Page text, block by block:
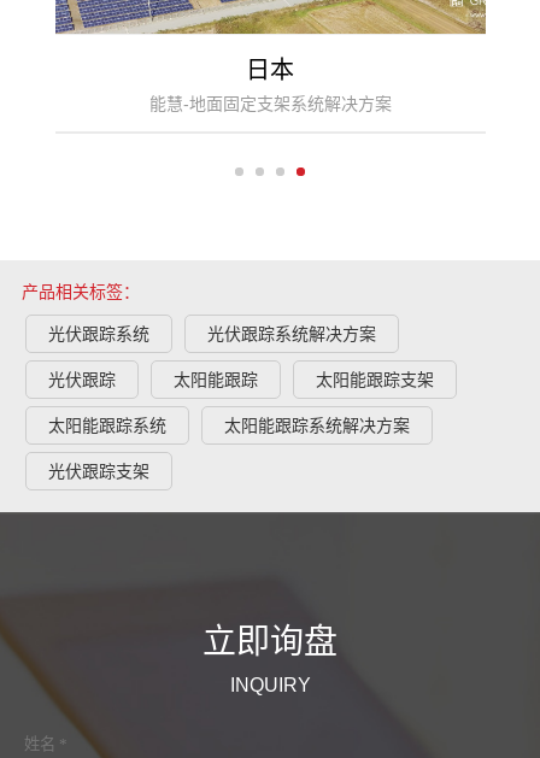
日本
能慧-地面固定支架系统解决方案
产品相关标签：
光伏跟踪系统 光伏跟踪系统解决方案
光伏跟踪 太阳能跟踪 太阳能跟踪支架
太阳能跟踪系统 太阳能跟踪系统解决方案
光伏跟踪支架
立即询盘
INQUIRY